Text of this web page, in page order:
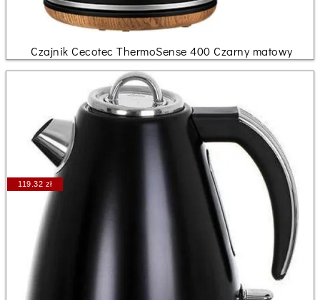
Czajnik Cecotec ThermoSense 400 Czarny matowy
119.32 zł